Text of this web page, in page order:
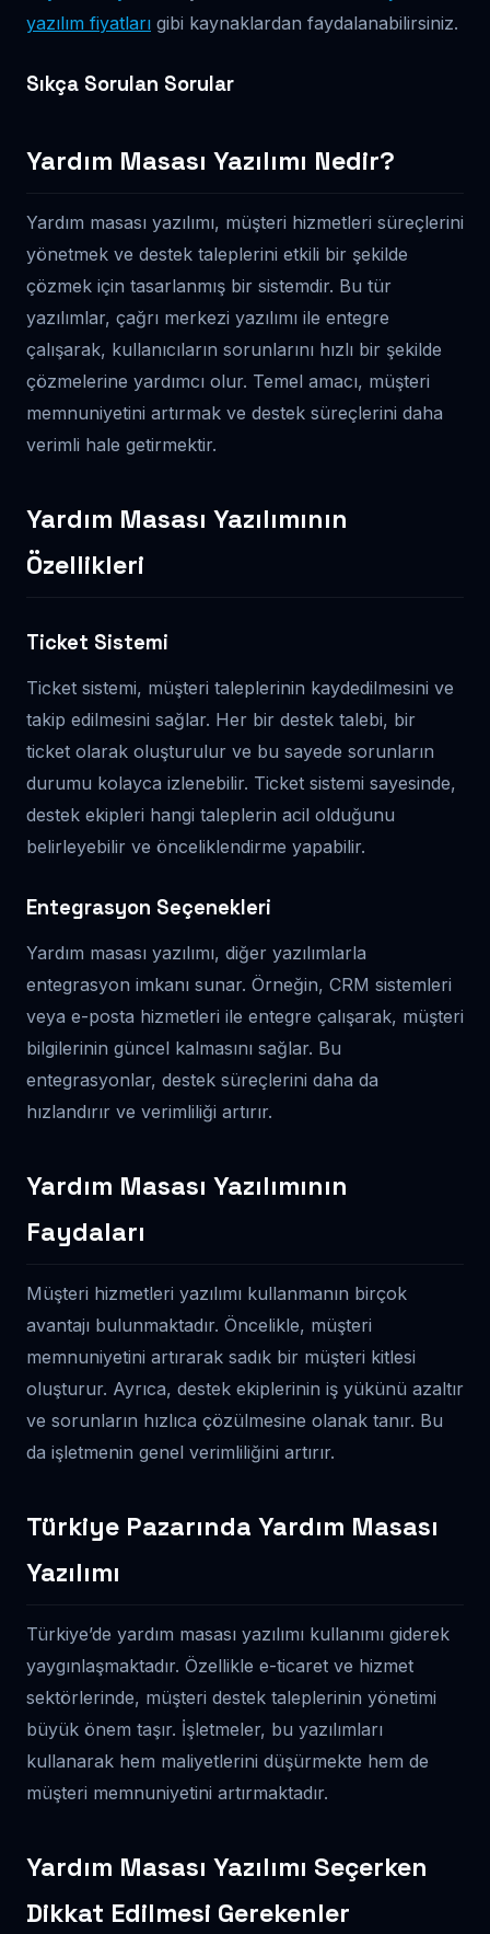
yazılım fiyatları gibi kaynaklardan faydalanabilirsiniz.
Sıkça Sorulan Sorular
Yardım Masası Yazılımı Nedir?
Yardım masası yazılımı, müşteri hizmetleri süreçlerini
yönetmek ve destek taleplerini etkili bir şekilde
çözmek için tasarlanmış bir sistemdir. Bu tür
yazılımlar, çağrı merkezi yazılımı ile entegre
çalışarak, kullanıcıların sorunlarını hızlı bir şekilde
çözmelerine yardımcı olur. Temel amacı, müşteri
memnuniyetini artırmak ve destek süreçlerini daha
verimli hale getirmektir.
Yardım Masası Yazılımının
Özellikleri
Ticket Sistemi
Ticket sistemi, müşteri taleplerinin kaydedilmesini ve
takip edilmesini sağlar. Her bir destek talebi, bir
ticket olarak oluşturulur ve bu sayede sorunların
durumu kolayca izlenebilir. Ticket sistemi sayesinde,
destek ekipleri hangi taleplerin acil olduğunu
belirleyebilir ve önceliklendirme yapabilir.
Entegrasyon Seçenekleri
Yardım masası yazılımı, diğer yazılımlarla
entegrasyon imkanı sunar. Örneğin, CRM sistemleri
veya e-posta hizmetleri ile entegre çalışarak, müşteri
bilgilerinin güncel kalmasını sağlar. Bu
entegrasyonlar, destek süreçlerini daha da
hızlandırır ve verimliliği artırır.
Yardım Masası Yazılımının
Faydaları
Müşteri hizmetleri yazılımı kullanmanın birçok
avantajı bulunmaktadır. Öncelikle, müşteri
memnuniyetini artırarak sadık bir müşteri kitlesi
oluşturur. Ayrıca, destek ekiplerinin iş yükünü azaltır
ve sorunların hızlıca çözülmesine olanak tanır. Bu
da işletmenin genel verimliliğini artırır.
Türkiye Pazarında Yardım Masası
Yazılımı
Türkiye’de yardım masası yazılımı kullanımı giderek
yaygınlaşmaktadır. Özellikle e-ticaret ve hizmet
sektörlerinde, müşteri destek taleplerinin yönetimi
büyük önem taşır. İşletmeler, bu yazılımları
kullanarak hem maliyetlerini düşürmekte hem de
müşteri memnuniyetini artırmaktadır.
Yardım Masası Yazılımı Seçerken
Dikkat Edilmesi Gerekenler